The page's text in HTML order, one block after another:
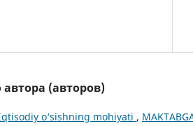
(авторов)
o‘sishning mohiyati ,